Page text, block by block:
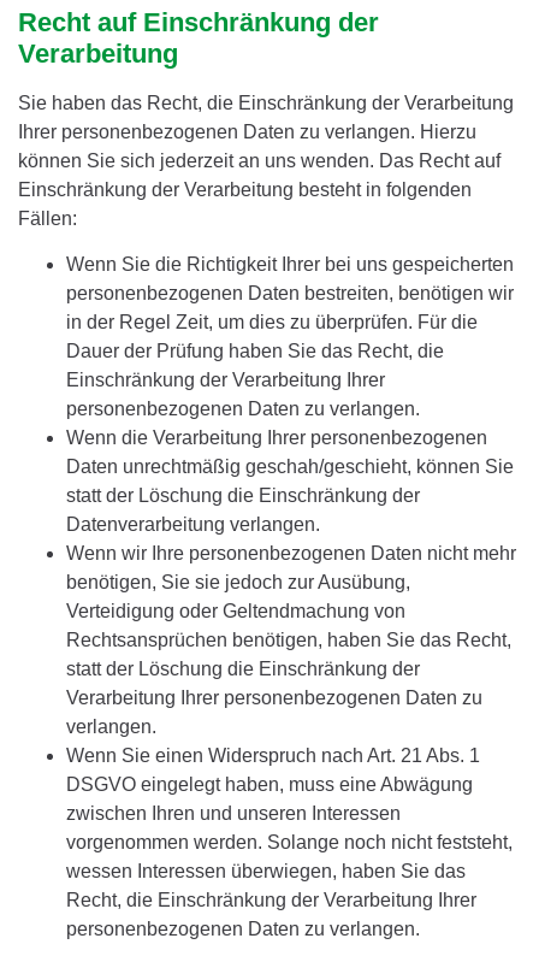
Recht auf Einschränkung der
Verarbeitung
Sie haben das Recht, die Einschränkung der Verarbeitung
Ihrer personenbezogenen Daten zu verlangen. Hierzu
können Sie sich jederzeit an uns wenden. Das Recht auf
Einschränkung der Verarbeitung besteht in folgenden
Fällen:
Wenn Sie die Richtigkeit Ihrer bei uns gespeicherten
personenbezogenen Daten bestreiten, benötigen wir
in der Regel Zeit, um dies zu überprüfen. Für die
Dauer der Prüfung haben Sie das Recht, die
Einschränkung der Verarbeitung Ihrer
personenbezogenen Daten zu verlangen.
Wenn die Verarbeitung Ihrer personenbezogenen
Daten unrechtmäßig geschah/geschieht, können Sie
statt der Löschung die Einschränkung der
Datenverarbeitung verlangen.
Wenn wir Ihre personenbezogenen Daten nicht mehr
benötigen, Sie sie jedoch zur Ausübung,
Verteidigung oder Geltendmachung von
Rechtsansprüchen benötigen, haben Sie das Recht,
statt der Löschung die Einschränkung der
Verarbeitung Ihrer personenbezogenen Daten zu
verlangen.
Wenn Sie einen Widerspruch nach Art. 21 Abs. 1
DSGVO eingelegt haben, muss eine Abwägung
zwischen Ihren und unseren Interessen
vorgenommen werden. Solange noch nicht feststeht,
wessen Interessen überwiegen, haben Sie das
Recht, die Einschränkung der Verarbeitung Ihrer
personenbezogenen Daten zu verlangen.